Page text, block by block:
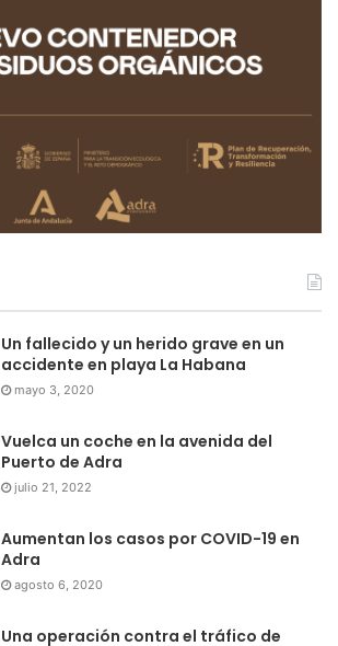
Un fallecido y un herido grave en un
accidente en playa La Habana
mayo 3, 2020
Vuelca un coche en la avenida del
Puerto de Adra
julio 21, 2022
Aumentan los casos por COVID-19 en
Adra
agosto 6, 2020
Una operación contra el tráfico de